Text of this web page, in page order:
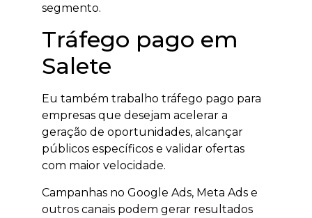
segmento.
Tráfego pago em
Salete
Eu também trabalho tráfego pago para
empresas que desejam acelerar a
geração de oportunidades, alcançar
públicos específicos e validar ofertas
com maior velocidade.
Campanhas no Google Ads, Meta Ads e
outros canais podem gerar resultados